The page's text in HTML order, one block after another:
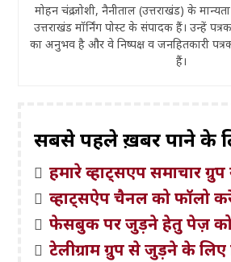
मोहन चंद्र जोशी, नैनीताल (उत्तराखंड) के मान्यता
उत्तराखंड मॉर्निंग पोस्ट के संपादक हैं। उन्हें
का अनुभव है और वे निष्पक्ष व जनहितकारी
हैं।
सबसे पहले ख़बरें पाने के
हमारे व्हाट्सएप समाचार
व्हाट्सऐप चैनल को फॉलो
फेसबुक पर जुड़ने हेतु पेज़
टेलीग्राम ग्रुप से जुड़ने के